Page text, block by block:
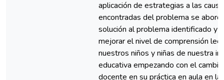
aplicación de estrategias a las
encontradas del problema se
solución al problema identificado y
mejorar el nivel de comprensión
nuestros niños y niñas de nuestra
educativa empezando con el cambio
docente en su práctica en aula en la